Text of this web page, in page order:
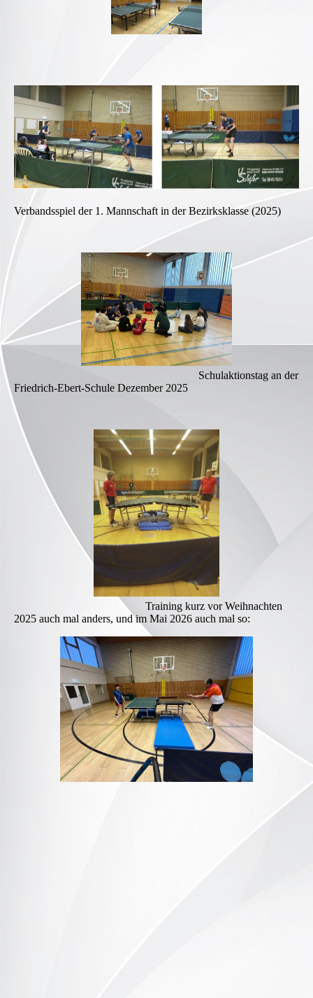
Verbandsspiel der 1. Mannschaft in der Bezirksklasse (2025)
Schulaktionstag an der
Friedrich-Ebert-Schule Dezember 2025
Training kurz vor Weihnachten
2025 auch mal anders, und im Mai 2026 auch mal so: